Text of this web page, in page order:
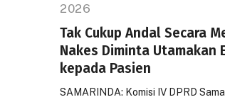
2026
Tak Cukup Andal Secara
Nakes Diminta Utamakan
kepada Pasien
SAMARINDA: Komisi IV DPRD